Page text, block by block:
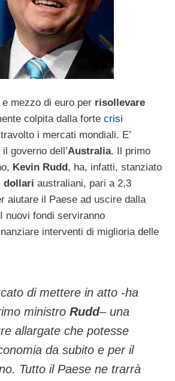
mezzo di euro per risollevare
colpita dalla forte crisi
i mercati mondiali. E’
governo dell’Australia. Il primo
Kevin Rudd, ha, infatti, stanziato
dollari australiani, pari a 2,3
aiutare il Paese ad uscire dalla
nuovi fondi serviranno
interventi di miglioria delle
di mettere in atto -ha
ministro Rudd– una
allargate che potesse
da subito e per il
Tutto il Paese ne trarrà